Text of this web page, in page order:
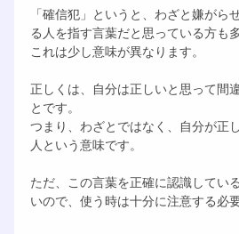
「確信犯」というと、わざと嫌がら
る人を指す言葉だと思っている方も
これは少し意味が異なります。
正しくは、自分は正しいと思って間
とです。
つまり、わざとではなく、自分が正
人という意味です。
ただ、この言葉を正確に認識してい
いので、使う時は十分に注意する必